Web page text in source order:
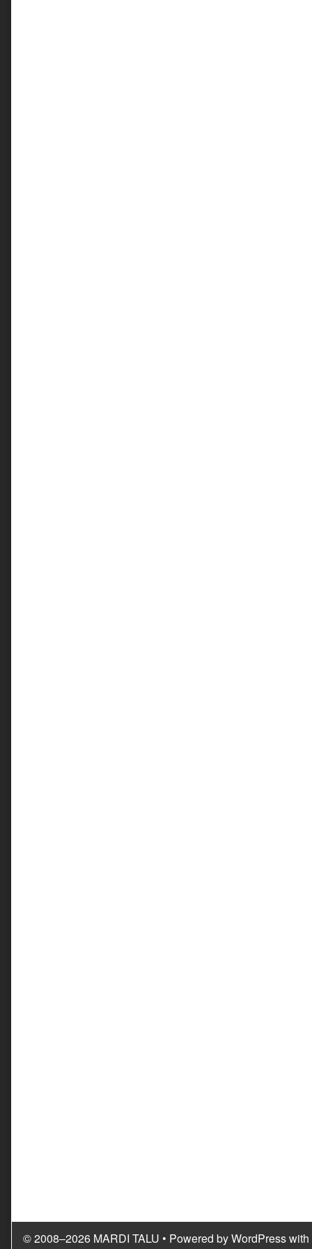
© 2008–2026 MARDI TALU • Powered byWordPresswith